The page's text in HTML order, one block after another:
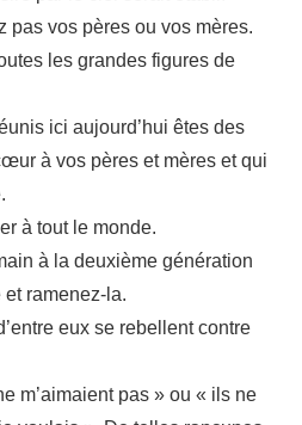
pas vos pères ou vos mères.
les grandes figures de
ici aujourd’hui êtes des
à vos pères et mères et qui
à tout le monde.
à la deuxième génération
et ramenez-la.
eux se rebellent contre
m’aimaient pas » ou « ils ne